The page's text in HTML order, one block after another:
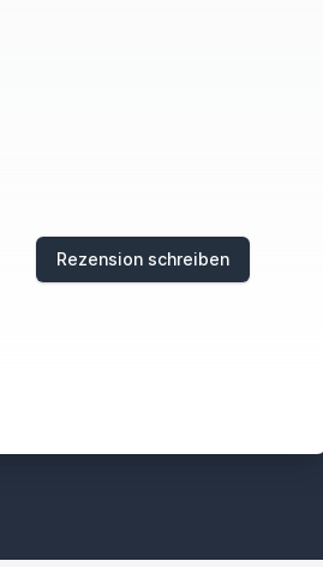
Rezension schreiben